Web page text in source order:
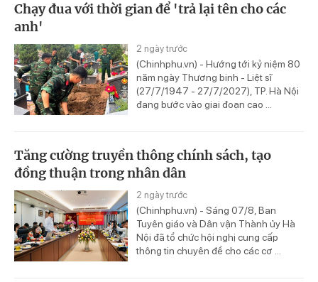
Chạy đua với thời gian để 'trả lại tên cho các
anh'
2 ngày trước
(Chinhphu.vn) - Hướng tới kỷ niệm 80
năm ngày Thương binh - Liệt sĩ
(27/7/1947 - 27/7/2027), TP. Hà Nội
đang bước vào giai đoạn cao ...
Tăng cường truyền thông chính sách, tạo
đồng thuận trong nhân dân
2 ngày trước
(Chinhphu.vn) - Sáng 07/8, Ban
Tuyên giáo và Dân vận Thành ủy Hà
Nội đã tổ chức hội nghị cung cấp
thông tin chuyên đề cho các cơ ...